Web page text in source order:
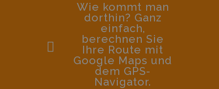
Wie kommt man
dorthin? Ganz
einfach,
berechnen Sie
Ihre Route mit
Google Maps und
dem GPS-
Navigator.